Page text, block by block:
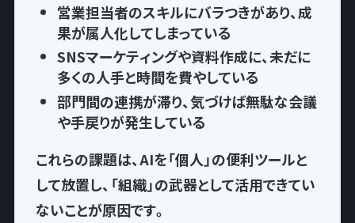
営業担当者のスキルにバラつきがあり、成
果が属人化してしまっている
SNSマーケティングや資料作成に、未だに
多くの人手と時間を費やしている
部門間の連携が滞り、気づけば無駄な会議
や手戻りが発生している
これらの課題は、AIを「個人」の便利ツールと
して放置し、 「組織」の武器として活用できてい
ないことが原因です。